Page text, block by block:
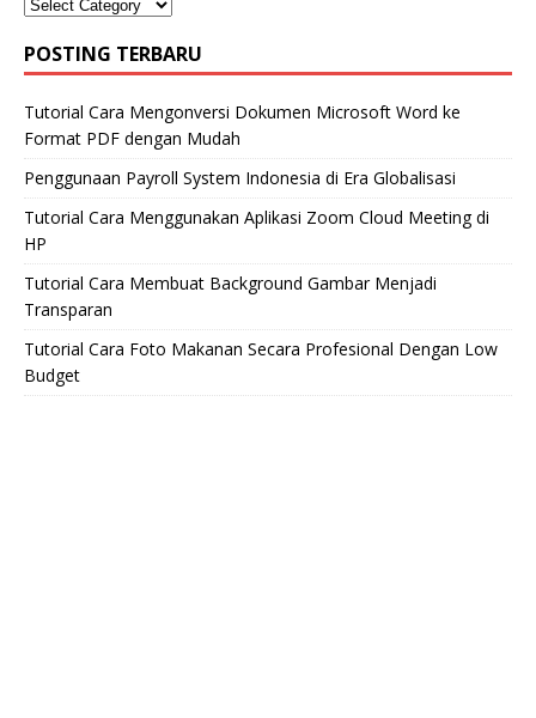
POSTING TERBARU
Tutorial Cara Mengonversi Dokumen Microsoft Word ke
Format PDF dengan Mudah
Penggunaan Payroll System Indonesia di Era Globalisasi
Tutorial Cara Menggunakan Aplikasi Zoom Cloud Meeting di
HP
Tutorial Cara Membuat Background Gambar Menjadi
Transparan
Tutorial Cara Foto Makanan Secara Profesional Dengan Low
Budget